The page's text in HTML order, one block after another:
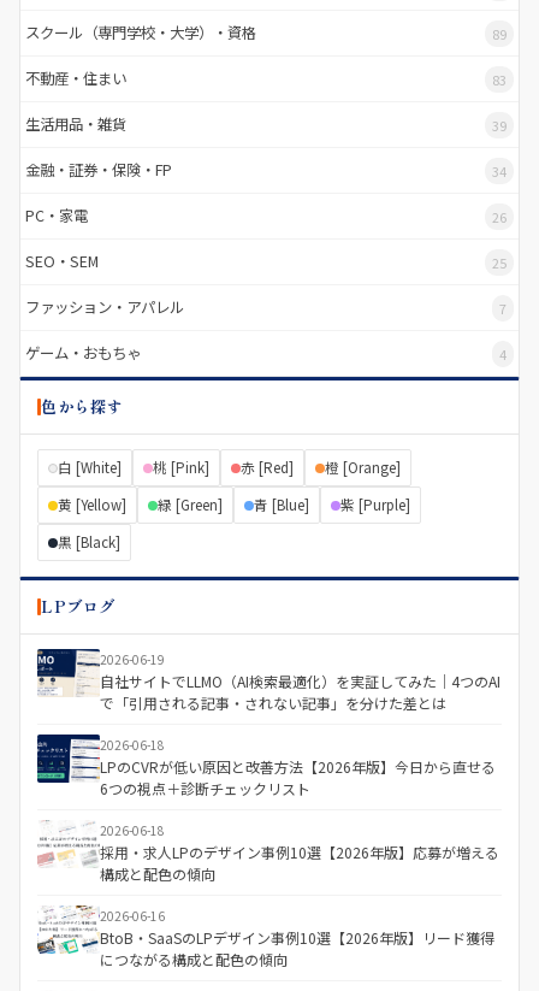
スクール（専門学校・大学）・資格 89
不動産・住まい 83
生活用品・雑貨 39
金融・証券・保険・FP 34
PC・家電 26
SEO・SEM 25
ファッション・アパレル 7
ゲーム・おもちゃ 4
色から探す
白 [White] 桃 [Pink] 赤 [Red]
橙 [Orange]
黄 [Yellow]
緑 [Green] 青 [Blue]
紫 [Purple]
黒 [Black]
LPブログ
2026-06-19
自社サイトでLLMO（AI検索最適化）を実証してみた｜4つのAI
で「引用される記事・されない記事」を分けた差とは
2026-06-18
LPのCVRが低い原因と改善方法【2026年版】今日から直せる
6つの視点＋診断チェックリスト
2026-06-18
採用・求人LPのデザイン事例10選【2026年版】応募が増える
構成と配色の傾向
2026-06-16
BtoB・SaaSのLPデザイン事例10選【2026年版】リード獲得
につながる構成と配色の傾向